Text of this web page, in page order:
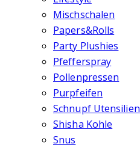
Mischschalen
Papers&Rolls
Party Plushies
Pfefferspray
Pollenpressen
Purpfeifen
Schnupf Utensilien
Shisha Kohle
Snus